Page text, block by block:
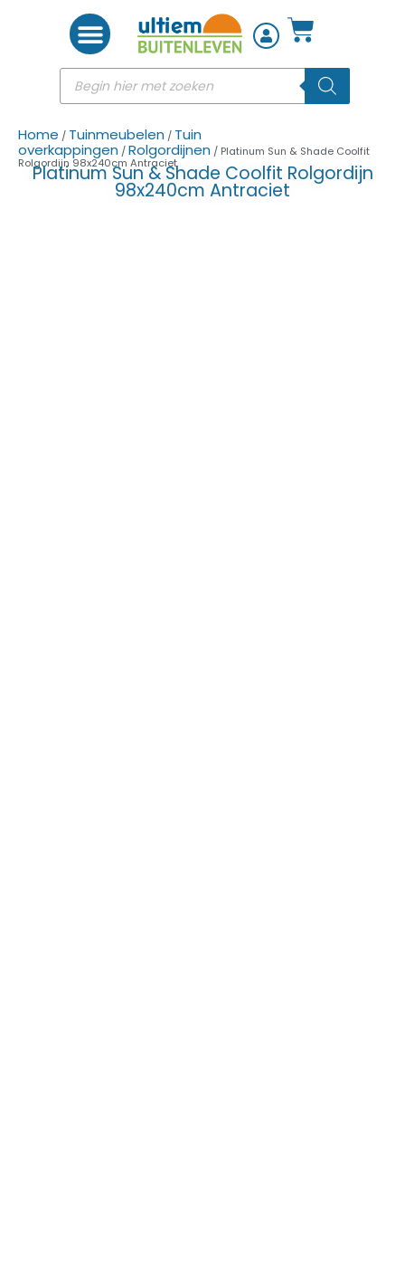
Home / Tuinmeubelen / Tuin
overkappingen /Rolgordijnen / Platinum Sun & Shade Coolfit
Rolgordijn 98x240cm Antraciet
Platinum Sun & Shade Coolfit Rolgordijn
98x240cm Antraciet